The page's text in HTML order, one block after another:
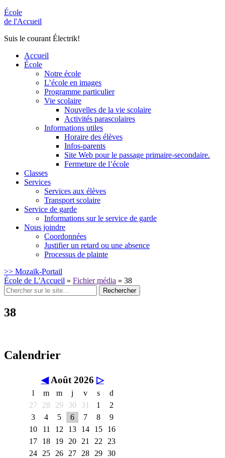
École
de l'Accueil
Suis le courant Électrik!
Accueil
École
Notre école
L’école en images
Programme particulier
Vie scolaire
Nouvelles de la vie scolaire
Activités parascolaires
Informations utiles
Horaire des élèves
Infos-parents
Site Web pour le passage primaire-secondaire.
Fermeture de l’école
Classes
Services
Services aux élèves
Transport scolaire
Service de garde
Informations sur le service de garde
Nous joindre
Coordonnées
Justifier un retard ou une absence
Processus de plainte
>> Mozaïk-Portail
École de L'Accueil » Fichier média » 38
Rechercher
:
38
Calendrier
◀ Août 2026 ▷
l m m j v s
d
27
28 29 30 31 1
2
3
4 5 6 7 8
9
10
11 12 13 14 15
16
17
18 19 20 21 22
23
24
25 26 27 28 29 30